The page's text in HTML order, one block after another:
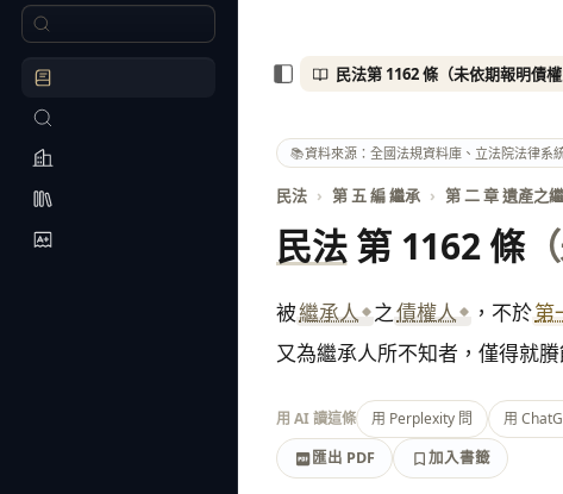
📚資料來源：全國法規資料庫、立法院法律系
民法 › 第 五 編 繼承 › 第 二 章 遺產之
民法第 1162 條
被繼承人 之債權人 ，不於第
又為繼承人所不知者，僅得就
用 AI 讀這條 用 Perplexity 問 用
匯出 PDF
加入書籤
匯出 PDF
加入書籤